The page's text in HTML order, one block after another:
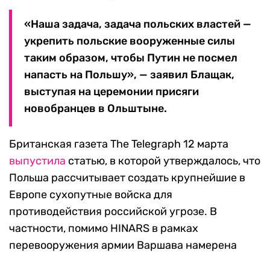
«Наша задача, задача польских властей —
укрепить польские вооруженные силы
таким образом, чтобы Путин не посмел
напасть на Польшу», — заявил Блащак,
выступая на церемонии присяги
новобранцев в Ольштыне.
Британская газета The Telegraph 12 марта
выпустила статью, в которой утверждалось, что
Польша рассчитывает создать крупнейшие в
Европе сухопутные войска для
противодействия российской угрозе. В
частности, помимо HINARS в рамках
перевооружения армии Варшава намерена